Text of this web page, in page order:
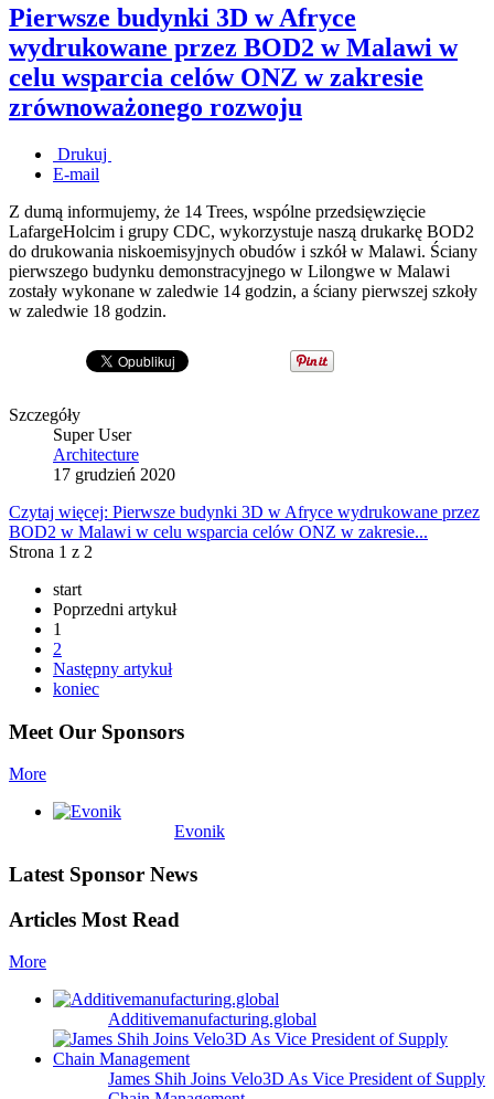
Pierwsze budynki 3D w Afryce
wydrukowane przez BOD2 w Malawi w
celu wsparcia celów ONZ w zakresie
zrównoważonego rozwoju
Drukuj
E-mail
Z dumą informujemy, że 14 Trees, wspólne przedsięwzięcie
LafargeHolcim i grupy CDC, wykorzystuje naszą drukarkę BOD2
do drukowania niskoemisyjnych obudów i szkół w Malawi. Ściany
pierwszego budynku demonstracyjnego w Lilongwe w Malawi
zostały wykonane w zaledwie 14 godzin, a ściany pierwszej szkoły
w zaledwie 18 godzin.
Szczegóły
Super User
Architecture
17 grudzień 2020
Czytaj więcej: Pierwsze budynki 3D w Afryce wydrukowane przez
BOD2 w Malawi w celu wsparcia celów ONZ w zakresie...
Strona 1 z 2
start
Poprzedni artykuł
1
2
Następny artykuł
koniec
Meet Our Sponsors
More
Evonik
Latest Sponsor News
Articles Most Read
More
Additivemanufacturing.global
James Shih Joins Velo3D As Vice President of Supply